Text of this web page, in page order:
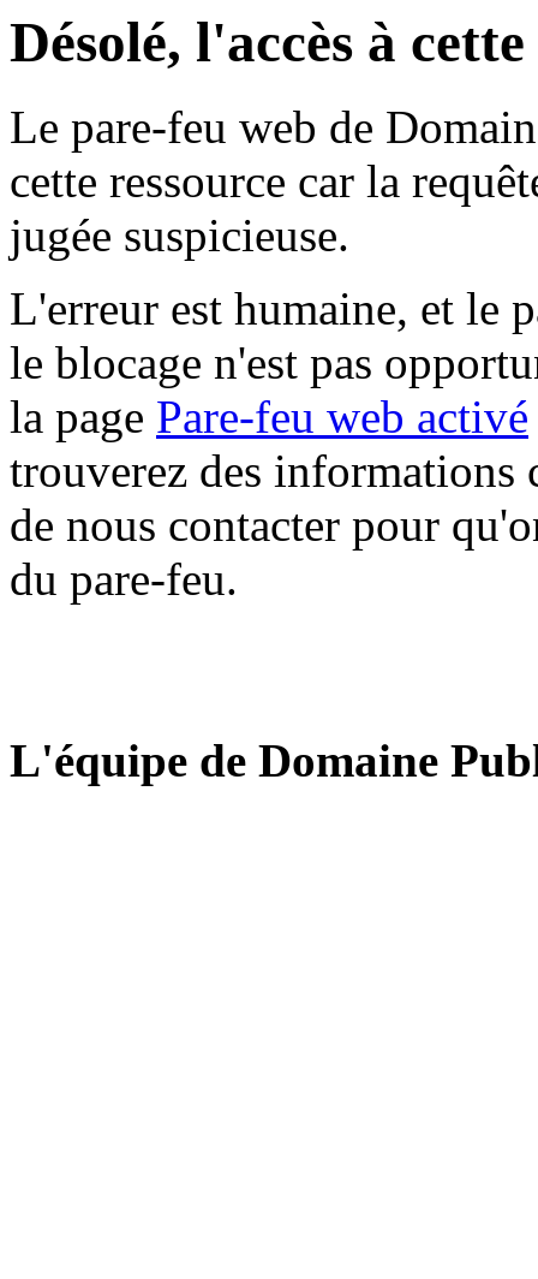
Désolé, l'accès à
Le pare-feu web de
cette ressource car la
jugée suspicieuse.
L'erreur est humaine, et le
le blocage n'est pas
la page Pare-feu web activé
trouverez des informations
de nous contacter pour
du pare-feu.
L'équipe de Domaine